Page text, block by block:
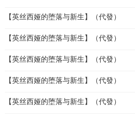
【英丝西娅的堕落与新生】（代發）
【英丝西娅的堕落与新生】（代發）
【英丝西娅的堕落与新生】（代發）
【英丝西娅的堕落与新生】（代發）
【英丝西娅的堕落与新生】（代發）